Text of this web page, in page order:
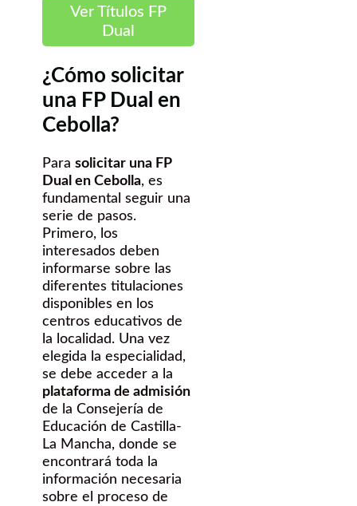
Ver Títulos FP
Dual
¿Cómo solicitar
una FP Dual en
Cebolla?
Para solicitar una FP
Dual en Cebolla, es
fundamental seguir una
serie de pasos.
Primero, los
interesados deben
informarse sobre las
diferentes titulaciones
disponibles en los
centros educativos de
la localidad. Una vez
elegida la especialidad,
se debe acceder a la
plataforma de admisión
de la Consejería de
Educación de Castilla-
La Mancha, donde se
encontrará toda la
información necesaria
sobre el proceso de